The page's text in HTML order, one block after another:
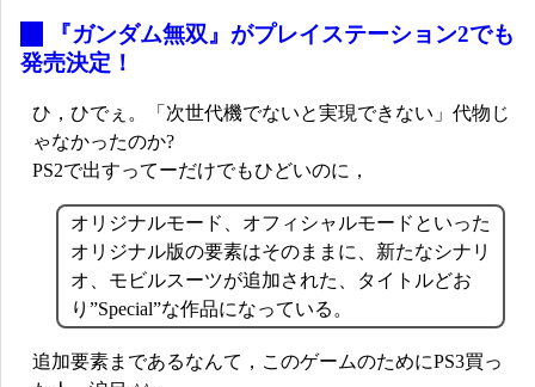
『ガンダム無双』がプレイステーション2でも
発売決定！
ひ，ひでぇ。「次世代機でないと実現できない」代物じ
ゃなかったのか?
PS2で出すってーだけでもひどいのに，
オリジナルモード、オフィシャルモードといった
オリジナル版の要素はそのままに、新たなシナリ
オ、モビルスーツが追加された、タイトルどお
り”Special”な作品になっている。
追加要素まであるなんて，このゲームのためにPS3買っ